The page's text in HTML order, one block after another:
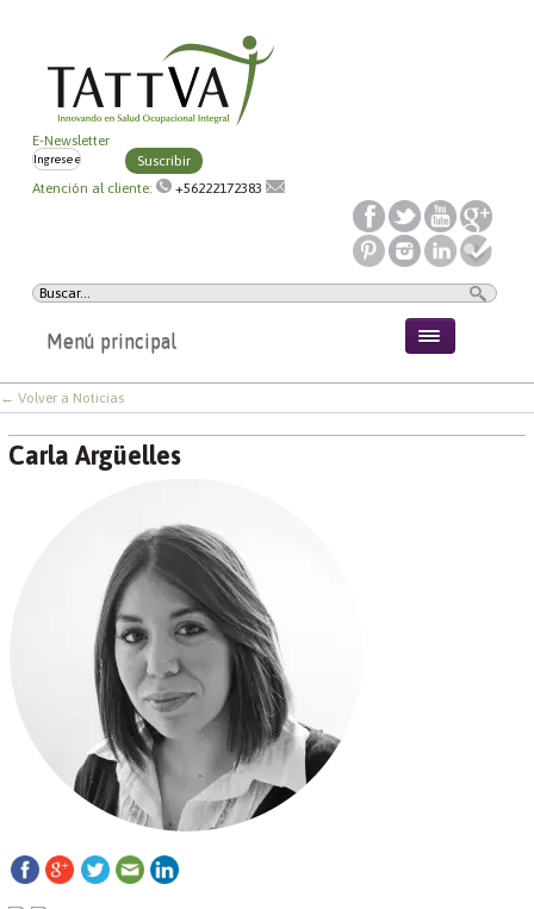
E-Newsletter
Suscribir
Atención al cliente:
+56222172383
Menú principal
← Volver a Noticias
Carla Argüelles